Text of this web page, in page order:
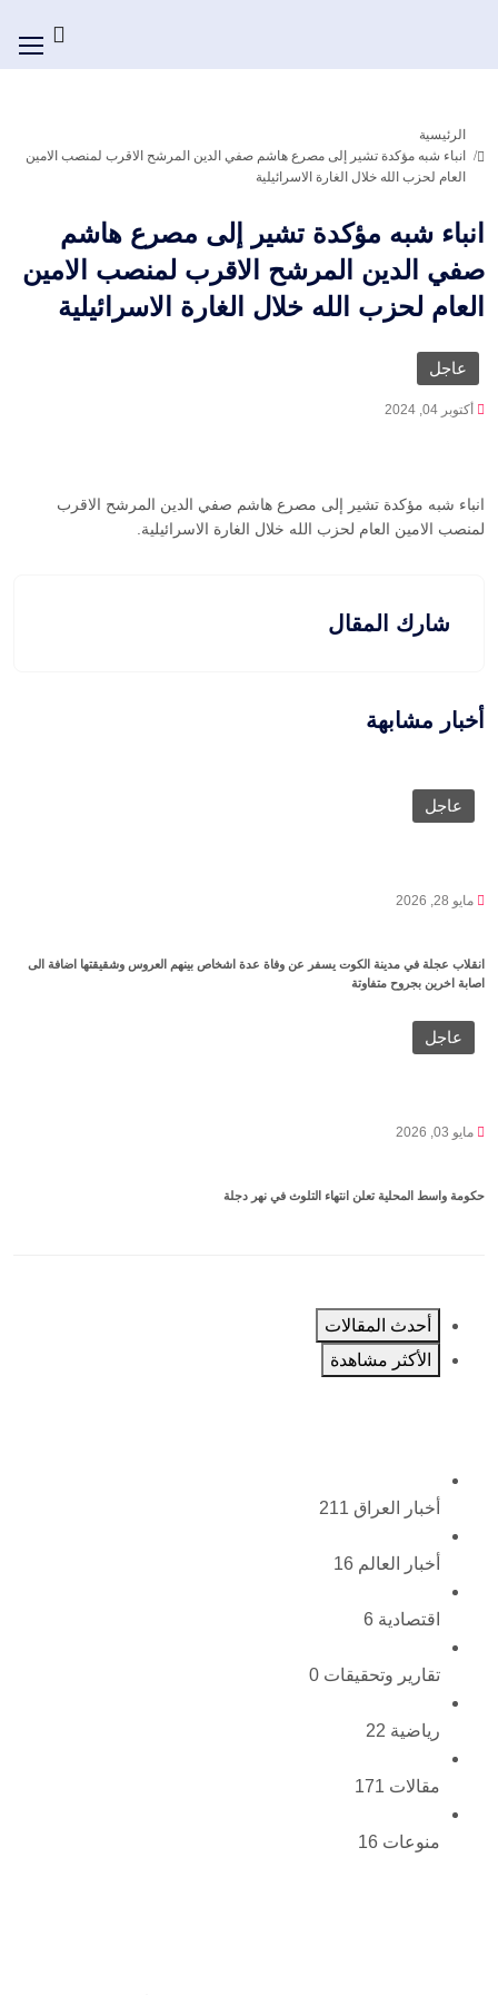
الرئيسية
انباء شبه مؤكدة تشير إلى مصرع هاشم صفي الدين المرشح الاقرب لمنصب الامين
العام لحزب الله خلال الغارة الاسرائيلية
انباء شبه مؤكدة تشير إلى مصرع هاشم
صفي الدين المرشح الاقرب لمنصب الامين
العام لحزب الله خلال الغارة الاسرائيلية
عاجل
أكتوبر 04, 2024
انباء شبه مؤكدة تشير إلى مصرع هاشم صفي الدين المرشح الاقرب
لمنصب الامين العام لحزب الله خلال الغارة الاسرائيلية.
شارك المقال
أخبار مشابهة
عاجل
مايو 28, 2026
انقلاب عجلة في مدينة الكوت يسفر عن وفاة عدة اشخاص بينهم العروس وشقيقتها اضافة الى
اصابة اخرين بجروح متفاوتة
عاجل
مايو 03, 2026
حكومة واسط المحلية تعلن انتهاء التلوث في نهر دجلة
أحدث المقالات
الأكثر مشاهدة
أخبار العراق 211
أخبار العالم 16
اقتصادية 6
تقارير وتحقيقات 0
رياضية 22
مقالات 171
منوعات 16